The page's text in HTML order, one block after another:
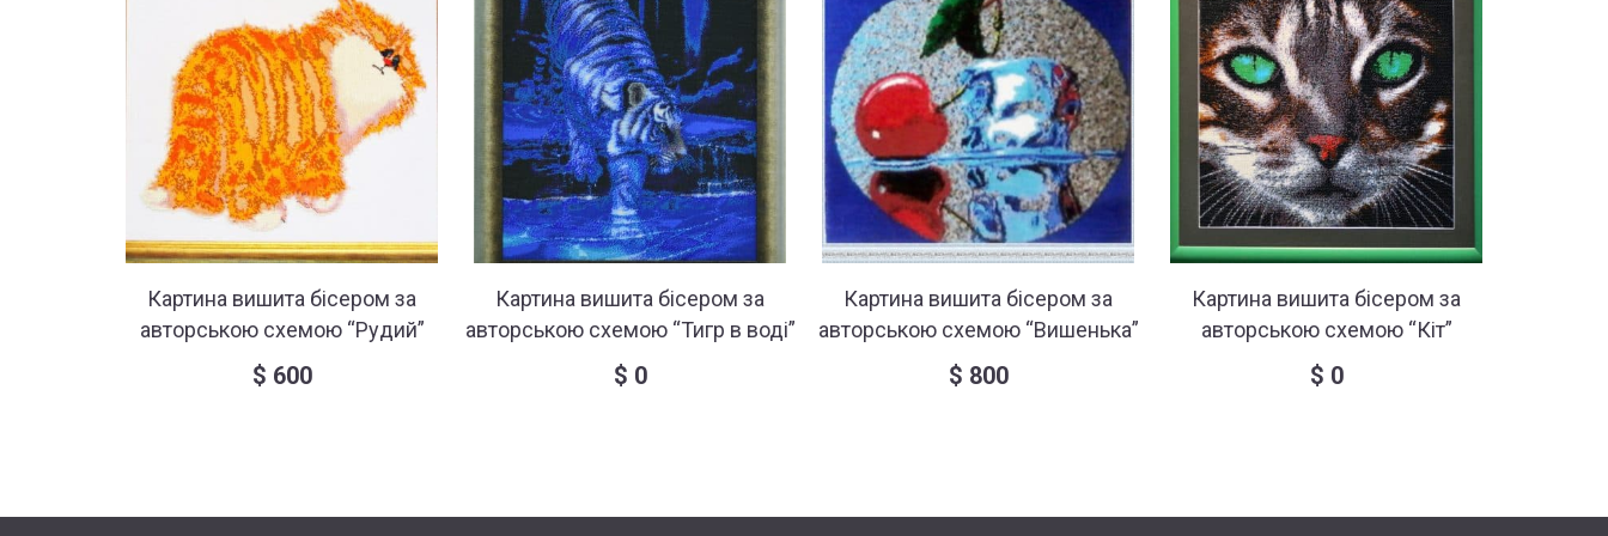
Картина вишита бісером за
авторською схемою “Рудий”
$ 600
Картина вишита бісером за
авторською схемою “Тигр в воді”
$ 0
Картина вишита бісером за
авторською схемою “Вишенька”
$ 800
Картина вишита бісером за
авторською схемою “Кіт”
$ 0